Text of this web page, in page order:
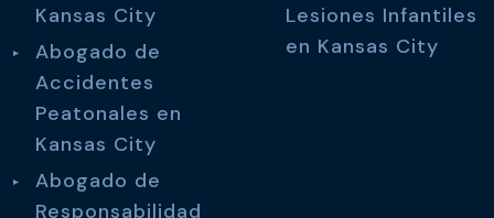
Kansas City
Abogado de
Accidentes
Peatonales en
Kansas City
Abogado de
Responsabilidad
Lesiones Infantiles
en Kansas City